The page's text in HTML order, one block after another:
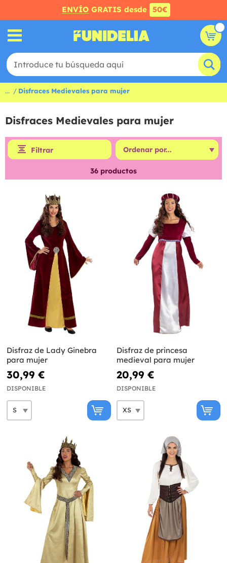
ENVÍO GRATIS desde 50€
... Disfraces Medievales para mujer
Disfraces Medievales para mujer
Filtrar
36 productos
Disfraz de Lady Ginebra
para mujer
30,99 €
DISPONIBLE
Disfraz de princesa
medieval para mujer
20,99 €
DISPONIBLE